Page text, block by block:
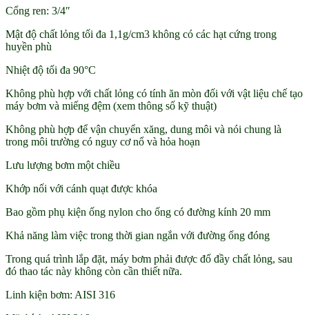
Cổng ren: 3/4″
Mật độ chất lỏng tối đa 1,1g/cm3 không có các hạt cứng trong
huyền phù
Nhiệt độ tối đa 90°C
Không phù hợp với chất lỏng có tính ăn mòn đối với vật liệu chế tạo
máy bơm và miếng đệm (xem thông số kỹ thuật)
Không phù hợp để vận chuyển xăng, dung môi và nói chung là
trong môi trường có nguy cơ nổ và hỏa hoạn
Lưu lượng bơm một chiều
Khớp nối với cánh quạt được khóa
Bao gồm phụ kiện ống nylon cho ống có đường kính 20 mm
Khả năng làm việc trong thời gian ngắn với đường ống đóng
Trong quá trình lắp đặt, máy bơm phải được đổ đầy chất lỏng, sau
đó thao tác này không còn cần thiết nữa.
Linh kiện bơm: AISI 316